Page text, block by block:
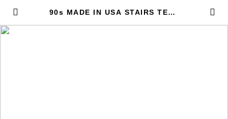
90s MADE IN USA STAIRS TEE |